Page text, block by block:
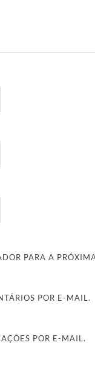
PARA A
POR E-MAIL.
POR E-MAIL.